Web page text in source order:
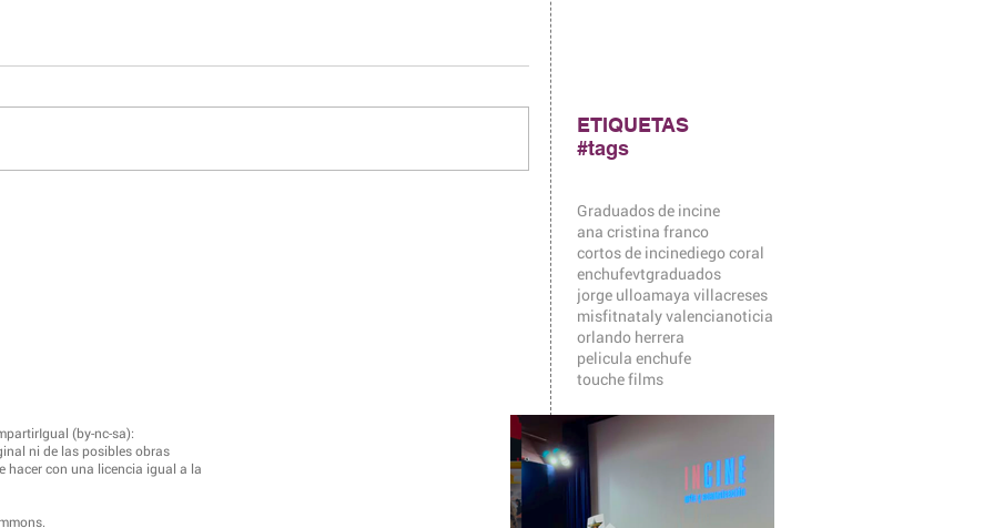
ETIQUETAS
#tags
Graduados de incine
ana cristina franco
cortos de incinediego coral
enchufevtgraduados
jorge ulloamaya villacreses
misfitnataly valencianoticia
orlando herrera
pelicula enchufe
touche films
(by-nc-sa):
ni de las posibles obras
hacer con una licencia igual a la